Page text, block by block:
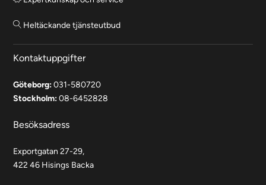
Heltäckande tjänsteutbud
Kontaktuppgifter
Göteborg:031-580720
Stockholm:08-6452828
Besöksadress
Exportgatan 27-29,
422 46 Hisings Backa